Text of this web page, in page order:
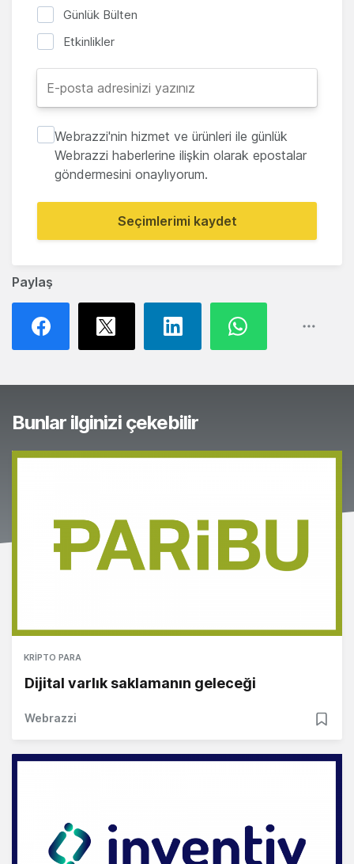
Paylaş
Günlük Bülten
Etkinlikler
Webrazzi'nin hizmet ve ürünleri ile günlük
Webrazzi haberlerine ilişkin olarak epostalar
göndermesini onaylıyorum.
Seçimlerimi kaydet
Bunlar ilginizi çekebilir
KRIPTO PARA
Dijital varlık saklamanın geleceği
Webrazzi